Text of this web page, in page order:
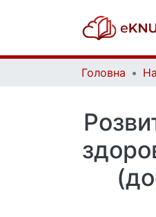
Головна